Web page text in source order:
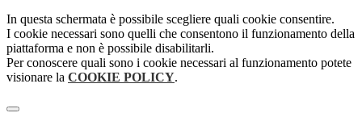
In questa schermata è possibile scegliere quali cookie consentire.
I cookie necessari sono quelli che consentono il funzionamento della
piattaforma e non è possibile disabilitarli.
Per conoscere quali sono i cookie necessari al funzionamento potete
visionare la COOKIE POLICY.